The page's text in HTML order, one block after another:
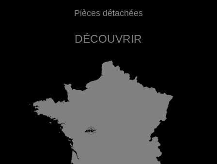
Pièces détachées
DÉCOUVRIR